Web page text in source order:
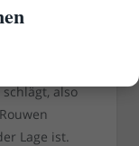
Kette
also
Lage ist.